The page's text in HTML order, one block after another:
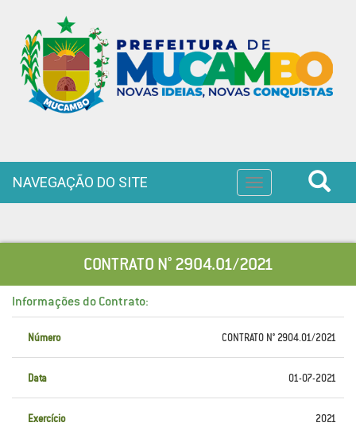
Toggle
navigation
NAVEGAÇÃO DO SITE
CONTRATO N° 2904.01/2021
Informações do Contrato:
Número CONTRATO N° 2904.01/2021
Data 01-07-2021
Exercício 2021